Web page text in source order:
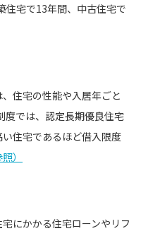
住宅で13年間、中古住宅で
住宅の性能や入居年ごと
度では、認定長期優良住宅
住宅であるほど借入限度
）
にかかる住宅ローンやリフ